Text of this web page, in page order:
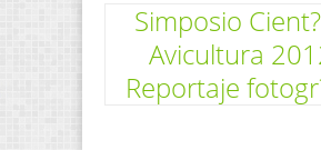
Simposio
Avicultura
Reportaje